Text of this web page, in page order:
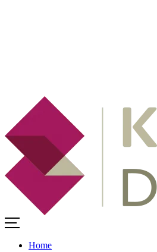
Home